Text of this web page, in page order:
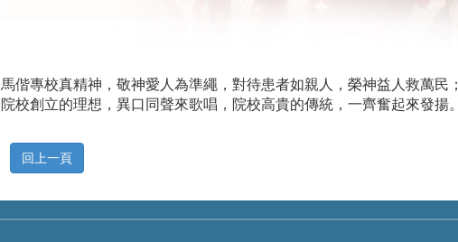
馬偕專校真精神，敬神愛人為準繩，對待患者如親人，榮神益人救萬民；
院校創立的理想，異口同聲來歌唱，院校高貴的傳統，一齊奮起來發揚。
回上一頁